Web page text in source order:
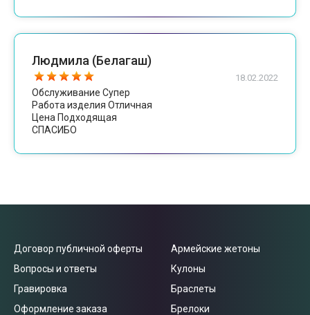
Людмила (Белагаш)
18.02.2022
Обслуживание Супер
Работа изделия Отличная
Цена Подходящая
СПАСИБО
Договор публичной оферты
Вопросы и ответы
Гравировка
Оформление заказа
Армейские жетоны
Кулоны
Браслеты
Брелоки